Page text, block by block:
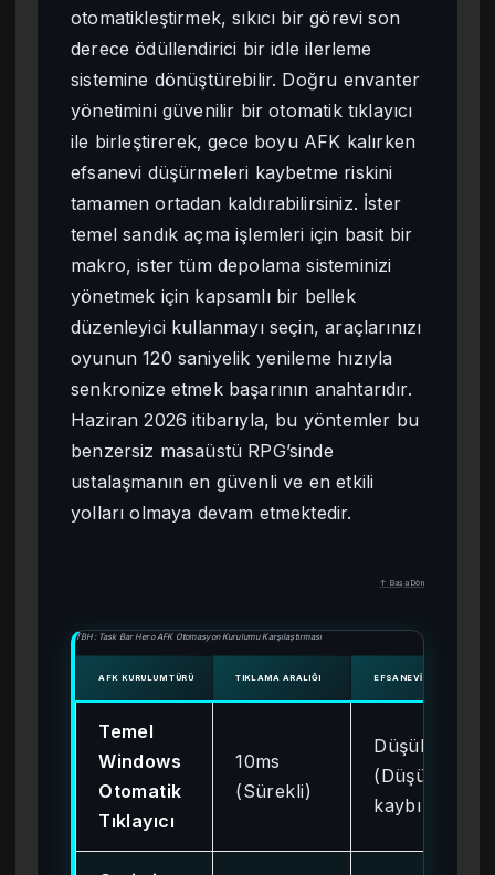
otomatikleştirmek, sıkıcı bir görevi son
derece ödüllendirici bir idle ilerleme
sistemine dönüştürebilir. Doğru envanter
yönetimini güvenilir bir otomatik tıklayıcı
ile birleştirerek, gece boyu AFK kalırken
efsanevi düşürmeleri kaybetme riskini
tamamen ortadan kaldırabilirsiniz. İster
temel sandık açma işlemleri için basit bir
makro, ister tüm depolama sisteminizi
yönetmek için kapsamlı bir bellek
düzenleyici kullanmayı seçin, araçlarınızı
oyunun 120 saniyelik yenileme hızıyla
senkronize etmek başarının anahtarıdır.
Haziran 2026 itibarıyla, bu yöntemler bu
benzersiz masaüstü RPG’sinde
ustalaşmanın en güvenli ve en etkili
yolları olmaya devam etmektedir.
↑ Başa Dön
TBH: Task Bar Hero AFK Otomasyon Kurulumu Karşılaştırması
AFK KURULUM TÜRÜ TIKLAMA ARALIĞI EFSANEVI EŞYA
Temel
Windows
Otomatik
Tıklayıcı
10ms
(Sürekli)
Düşük
(Düşürme
kaybı var)